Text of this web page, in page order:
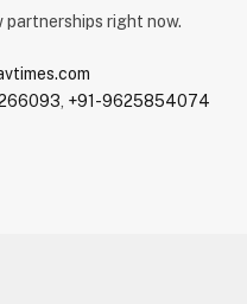
partnerships right now.
, +91-9625854074